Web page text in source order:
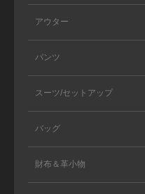
アウター
パンツ
スーツ/セットアップ
バッグ
財布＆革小物